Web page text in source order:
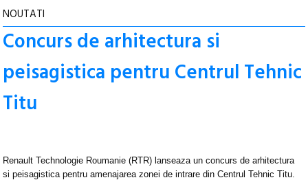
NOUTATI
Concurs de arhitectura si
peisagistica pentru Centrul Tehnic
Titu
Renault Technologie Roumanie (RTR) lanseaza un concurs de arhitectura
si peisagistica pentru amenajarea zonei de intrare din Centrul Tehnic Titu.